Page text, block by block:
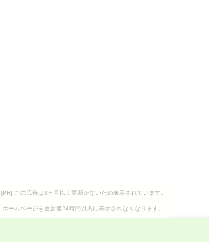
[PR] この広告は3ヶ月以上更新がないため表示されています。
ホームページを更新後24時間以内に表示されなくなります。